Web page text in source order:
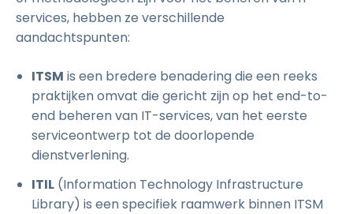
services, hebben ze verschillende
aandachtspunten:
ITSM is een bredere benadering die een reeks
praktijken omvat die gericht zijn op het end-to-
end beheren van IT-services, van het eerste
serviceontwerp tot de doorlopende
dienstverlening.
ITIL (Information Technology Infrastructure
Library) is een specifiek raamwerk binnen ITSM